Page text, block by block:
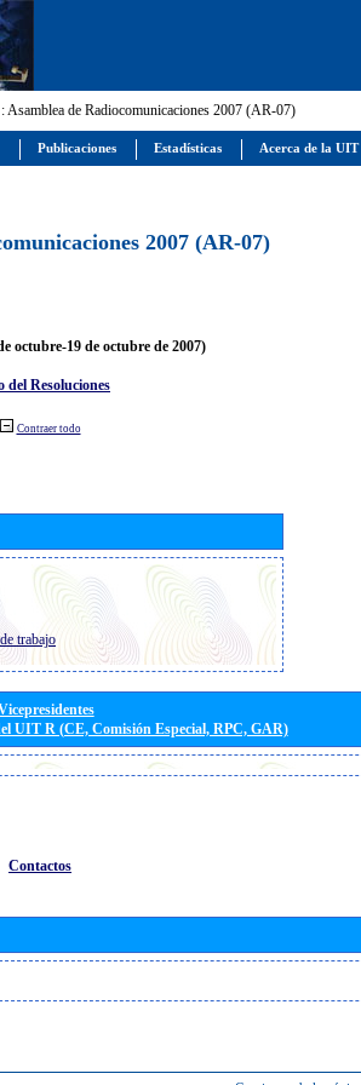
Asamblea de Radiocomunicaciones 2007 (AR-07)
2007 (AR-07)
octubre-19 de octubre de 2007)
del Resoluciones
Contraer todo
trabajo
UIT R (CE, Comisión Especial, RPC, GAR)
Contactos
Publicaciones Estadísticas Acerca de la UIT